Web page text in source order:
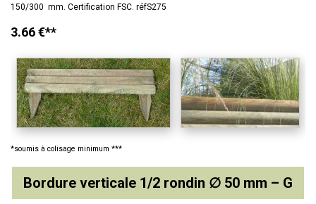
150/300 mm. Certification FSC. réfS275
3.66 €**
*soumis à colisage minimum ***
Bordure verticale 1/2 rondin ∅ 50 mm – G